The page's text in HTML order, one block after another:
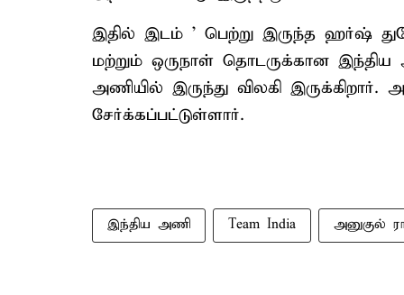
இதில் இடம் ' பெற்று இருந்த ஹர்ஷ்
மற்றும் ஒருநாள் தொடருக்கான
அணியில் இருந்து விலகி
சேர்க்கப்பட்டுள்ளார்.
இந்திய அணி Team India அனுகுல்